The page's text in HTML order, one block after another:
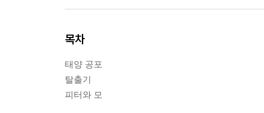
목차
태양 공포
탈출기
피터와 모